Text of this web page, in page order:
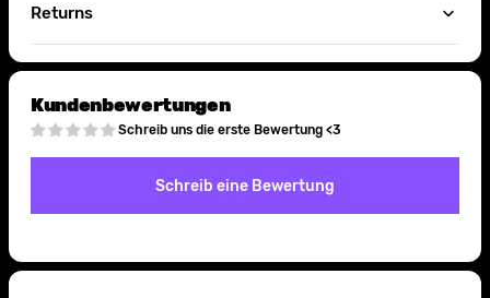
Returns
Kundenbewertungen
Schreib uns die erste Bewertung <3
Schreib eine Bewertung